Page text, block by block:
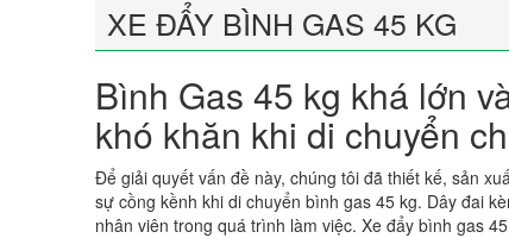
XE ĐẨY BÌNH GAS 45 KG
Bình Gas 45 kg khá lớn
khó khăn khi di chuyển
Để giải quyết vấn đề này, chúng tôi đã thiết kế, sản
sự cồng kềnh khi di chuyển bình gas 45 kg. Dây đai
nhân viên trong quá trình làm việc. Xe đẩy bình gas